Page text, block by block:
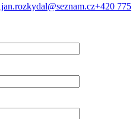
jan.rozkydal@seznam.cz+420 775